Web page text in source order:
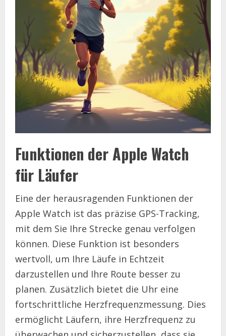
Funktionen der Apple Watch
für Läufer
Eine der herausragenden Funktionen der
Apple Watch ist das präzise GPS-Tracking,
mit dem Sie Ihre Strecke genau verfolgen
können. Diese Funktion ist besonders
wertvoll, um Ihre Läufe in Echtzeit
darzustellen und Ihre Route besser zu
planen. Zusätzlich bietet die Uhr eine
fortschrittliche Herzfrequenzmessung. Dies
ermöglicht Läufern, ihre Herzfrequenz zu